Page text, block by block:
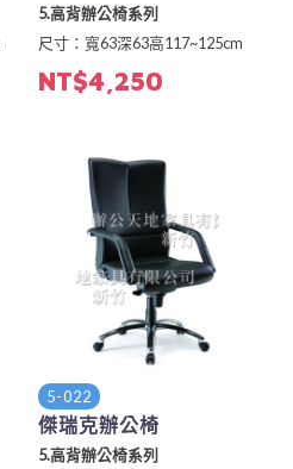
5.高背辦公椅系列
尺寸：寬63深63高117~125cm
NT$4,250
5-022
傑瑞克辦公椅
5.高背辦公椅系列